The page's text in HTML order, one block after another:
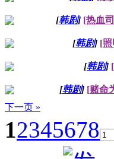
[韩剧] [热血
[韩剧] [
[韩剧]
[韩剧] [赌命
下一页 »
12345678